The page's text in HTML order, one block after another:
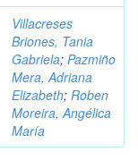
Villacreses
Briones, Tania
Gabriela; Pazmiño
Mera, Adriana
Elizabeth; Roben
Moreira, Angélica
María